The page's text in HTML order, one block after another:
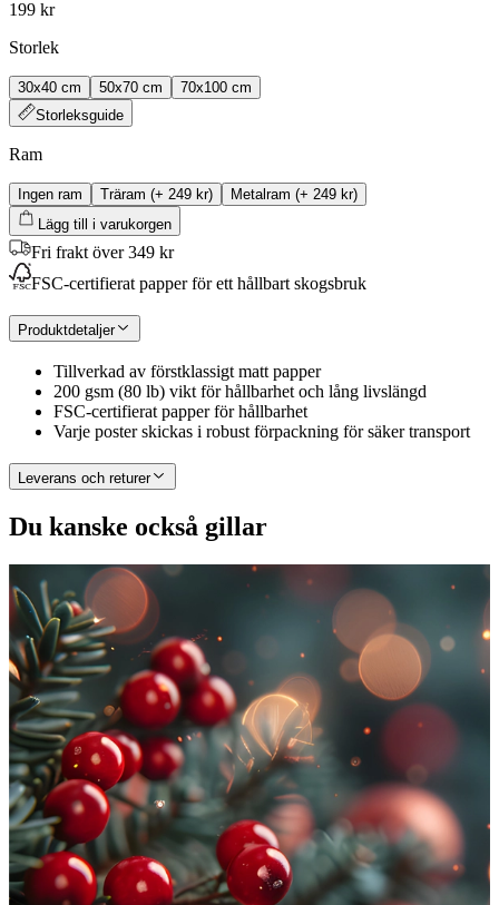
199 kr
Storlek
30x40 cm 50x70 cm
70x100 cm
Storleksguide
Ram
Ingen ram Träram (+ 249 kr) Metalram (+ 249 kr)
Lägg till i varukorgen
Fri frakt över 349 kr
FSC-certifierat papper för ett hållbart skogsbruk
Produktdetaljer
Tillverkad av förstklassigt matt papper
200 gsm (80 lb) vikt för hållbarhet och lång livslängd
FSC-certifierat papper för hållbarhet
Varje poster skickas i robust förpackning för säker transport
Leverans och returer
Du kanske också gillar